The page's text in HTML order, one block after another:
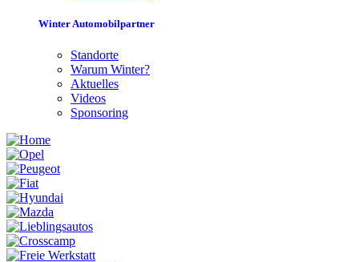
Winter Automobilpartner
Standorte
Warum Winter?
Aktuelles
Videos
Sponsoring